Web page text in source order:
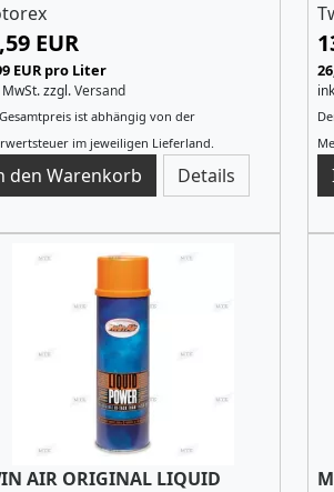
EUR
EUR pro Liter
zzgl.Versand
ist abhängig von der
im jeweiligen Lieferland.
Details
AIR ORIGINAL LIQUID